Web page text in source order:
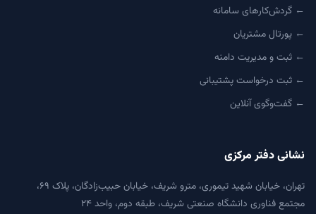
← گردش‌کارهای سامانه
← پورتال مشتریان
← ثبت و مدیریت دامنه
← ثبت درخواست پشتیبانی
← گفت‌وگوی آنلاین
نشانی دفتر مرکزی
تهران، خیابان شهید تیموری، مترو شریف، خیابان حبیب‌زادگان، پلاک ۶۹،
مجتمع فناوری دانشگاه صنعتی شریف، طبقه دوم، واحد ۲۴